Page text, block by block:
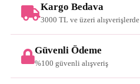
Kargo Bedava
3000 TL ve üzeri alışverişlerde
Güvenli Ödeme
%100 güvenli alışveriş